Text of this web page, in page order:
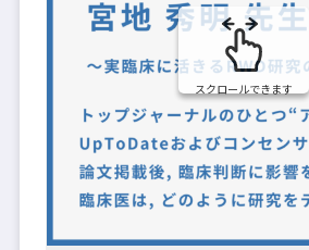
スクロールできます